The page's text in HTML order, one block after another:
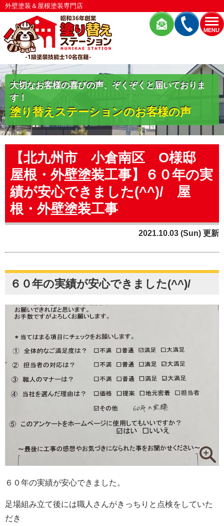
MENU
外壁塗装＆屋根塗装専門店
大切なお客様の喜びの声、ぞくぞくと届いておりま
す！
塗り替えステーションのお客様の声
【北九州市 小倉南区 O様邸
屋根・外壁塗装工事】６０年の実
績が安心できました(^^)/ 屋
根・外壁塗装工事
2021.10.03 (Sun) 更新
６０年の実績が安心できました(^^)/
６０年の実績が安心できました。
足場組み立て後には職人さんがきっちりと点検をしていた
だき